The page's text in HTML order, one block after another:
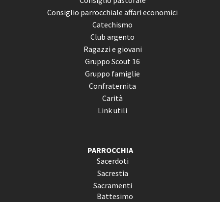
Consiglio parrocchiale affari economici
Catechismo
Club argento
Ragazzi e giovani
Gruppo Scout 16
Gruppo famiglie
Confraternita
Carità
Link utili
PARROCCHIA
Sacerdoti
Sacrestia
Sacramenti
Battesimo